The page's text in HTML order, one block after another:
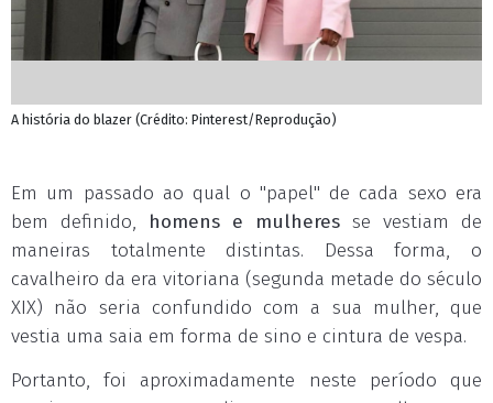
A história do blazer (Crédito: Pinterest/Reprodução)
Em um passado ao qual o "papel" de cada sexo era
bem definido, homens e mulheres se vestiam de
maneiras totalmente distintas. Dessa forma, o
cavalheiro da era vitoriana (segunda metade do século
XIX) não seria confundido com a sua mulher, que
vestia uma saia em forma de sino e cintura de vespa.
Portanto, foi aproximadamente neste período que